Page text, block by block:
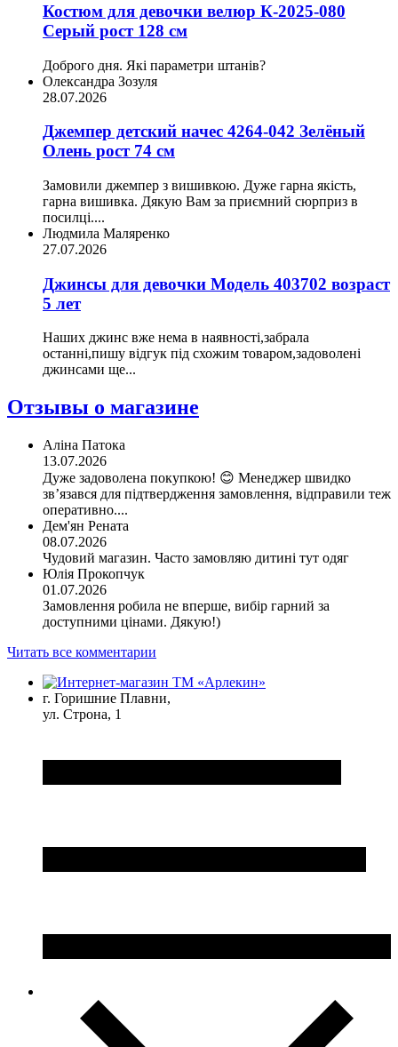
Костюм для девочки велюр К-2025-080
Серый рост 128 см
Доброго дня. Які параметри штанів?
Олександра Зозуля
28.07.2026
Джемпер детский начес 4264-042 Зелёный
Олень рост 74 см
Замовили джемпер з вишивкою. Дуже гарна якість,
гарна вишивка. Дякую Вам за приємний сюрприз в
посилці....
Людмила Маляренко
27.07.2026
Джинсы для девочки Модель 403702 возраст
5 лет
Наших джинс вже нема в наявності,забрала
останні,пишу відгук під схожим товаром,задоволені
джинсами ще...
Отзывы о магазине
Аліна Патока
13.07.2026
Дуже задоволена покупкою! 😊 Менеджер швидко
зв’язався для підтвердження замовлення, відправили теж
оперативно....
Дем'ян Рената
08.07.2026
Чудовий магазин. Часто замовляю дитині тут одяг
Юлія Прокопчук
01.07.2026
Замовлення робила не вперше, вибір гарний за
доступними цінами. Дякую!)
Читать все комментарии
г. Горишние Плавни,
ул. Строна, 1